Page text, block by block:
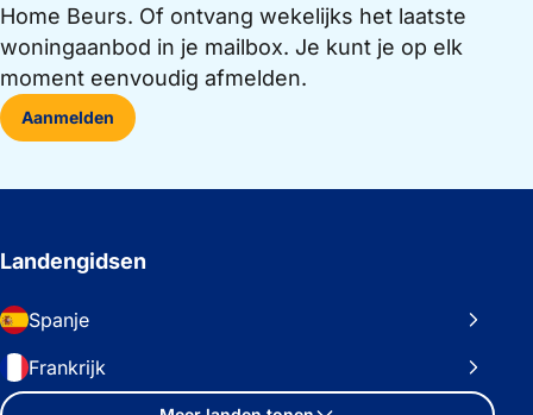
Home Beurs. Of ontvang wekelijks het laatste
woningaanbod in je mailbox. Je kunt je op elk
moment eenvoudig afmelden.
Aanmelden
Landengidsen
Spanje
Frankrijk